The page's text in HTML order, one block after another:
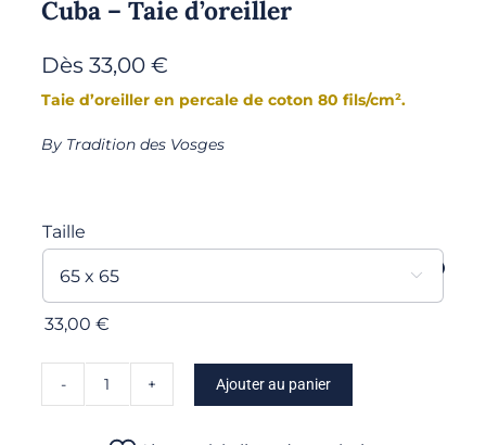
Cuba – Taie d’oreiller
Dès 33,00 €
Taie d’oreiller en percale de coton 80 fils/cm².
By Tradition des Vosges
Taille

33,00 €
quantité
Ajouter au panier